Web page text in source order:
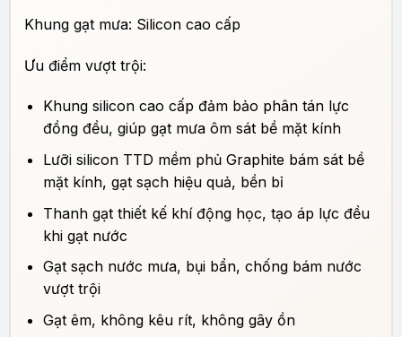
Khung gạt mưa: Silicon cao cấp
Ưu điểm vượt trội:
Khung silicon cao cấp đảm bảo phân tán lực
đồng đều, giúp gạt mưa ôm sát bề mặt kính
Lưỡi silicon TTD mềm phủ Graphite bám sát bề
mặt kính, gạt sạch hiệu quả, bền bỉ
Thanh gạt thiết kế khí động học, tạo áp lực đều
khi gạt nước
Gạt sạch nước mưa, bụi bẩn, chống bám nước
vượt trội
Gạt êm, không kêu rít, không gây ồn